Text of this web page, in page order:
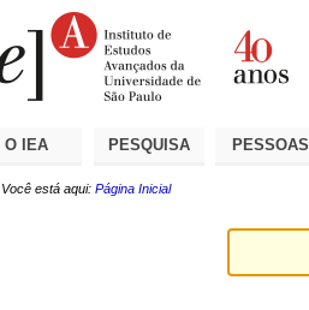
O IEA PESQUISA PESSOAS
Você está aqui: Página Inicial